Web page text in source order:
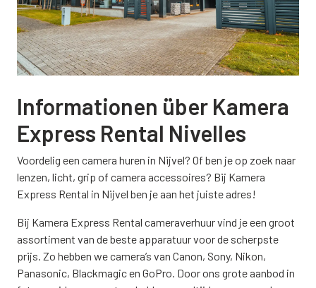
Informationen über Kamera
Express Rental Nivelles
Voordelig een camera huren in Nijvel? Of ben je op zoek naar
lenzen, licht, grip of camera accessoires? Bij Kamera
Express Rental in Nijvel ben je aan het juiste adres!
Bij Kamera Express Rental cameraverhuur vind je een groot
assortiment van de beste apparatuur voor de scherpste
prijs. Zo hebben we camera’s van Canon, Sony, Nikon,
Panasonic, Blackmagic en GoPro. Door ons grote aanbod in